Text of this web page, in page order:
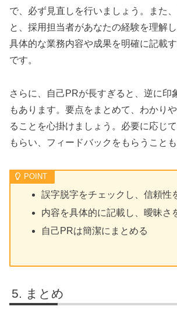
で、必ず見直しを行いましょう。また
と、採用担当者があなたの経験を理解
具体的な業務内容や成果を明確に記載
です。
さらに、自己PRが長すぎると、逆に印
もあります。要点をまとめて、わかり
ることを心掛けましょう。必要に応じ
もらい、フィードバックをもらうこと
誤字脱字をチェックし、信頼性
内容を具体的に記載し、曖昧さ
自己PRは簡潔にまとめる
まとめ